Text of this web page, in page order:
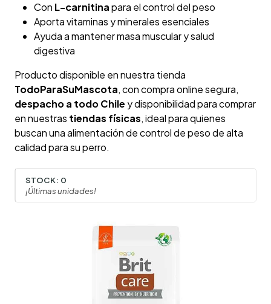
Con L-carnitinapara el control del peso
Aporta vitaminas y minerales esenciales
Ayuda a mantener masa muscular y salud
digestiva
Producto disponible en nuestra tienda
TodoParaSuMascota, con compra online segura,
despacho a todo Chile y disponibilidad para comprar
en nuestras tiendas físicas, ideal para quienes
buscan una alimentación de control de peso de alta
calidad para su perro.
STOCK: 0
¡Últimas unidades!